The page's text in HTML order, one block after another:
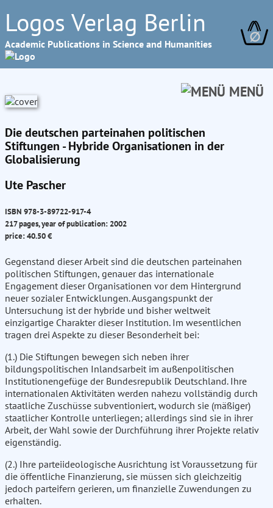
Logos Verlag Berlin
Academic Publications in Science and Humanities ∅
MENÜ
Die deutschen parteinahen politischen
Stiftungen - Hybride Organisationen in der
Globalisierung
Ute Pascher
ISBN 978-3-89722-917-4
217 pages, year of publication: 2002
price: 40.50 €
Gegenstand dieser Arbeit sind die deutschen parteinahen
politischen Stiftungen, genauer das internationale
Engagement dieser Organisationen vor dem Hintergrund
neuer sozialer Entwicklungen. Ausgangspunkt der
Untersuchung ist der hybride und bisher weltweit
einzigartige Charakter dieser Institution. Im wesentlichen
tragen drei Aspekte zu dieser Besonderheit bei:
(1.) Die Stiftungen bewegen sich neben ihrer
bildungspolitischen Inlandsarbeit im außenpolitischen
Institutionengefüge der Bundesrepublik Deutschland. Ihre
internationalen Aktivitäten werden nahezu vollständig durch
staatliche Zuschüsse subventioniert, wodurch sie (mäßiger)
staatlicher Kontrolle unterliegen; allerdings sind sie in ihrer
Arbeit, der Wahl sowie der Durchführung ihrer Projekte relativ
eigenständig.
(2.) Ihre parteiideologische Ausrichtung ist Voraussetzung für
die öffentliche Finanzierung, sie müssen sich gleichzeitig
jedoch parteifern gerieren, um finanzielle Zuwendungen zu
erhalten.